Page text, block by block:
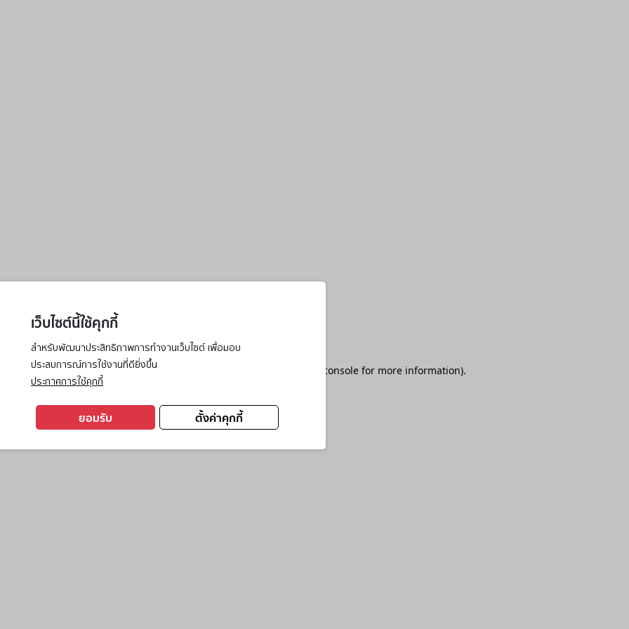
เว็บไซต์นี้ใช้คุกกี้
สำหรับพัฒนาประสิทธิภาพการทำงานเว็บไซต์ เพื่อมอบ
ประสบการณ์การใช้งานที่ดียิ่งขึ้น
ประกาศการใช้คุกกี้
ตั้งค่าคุกกี้
ยอมรับ
has occurred while loading browser console for more information).